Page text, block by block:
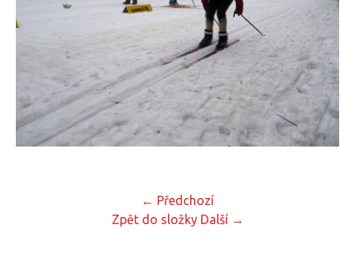
← Předchozí
Zpět do složky Další →